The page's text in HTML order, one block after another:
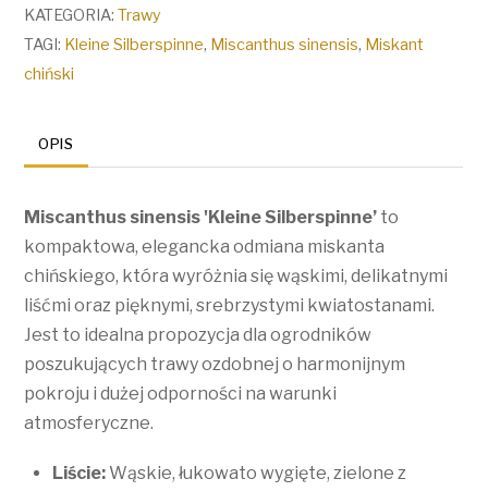
'Kleine
Silberspinne'
KATEGORIA:Trawy
TAGI: Kleine Silberspinne, Miscanthus sinensis, Miskant
chiński
OPIS
Miscanthus sinensis 'Kleine Silberspinne’ to
kompaktowa, elegancka odmiana miskanta
chińskiego, która wyróżnia się wąskimi, delikatnymi
liśćmi oraz pięknymi, srebrzystymi kwiatostanami.
Jest to idealna propozycja dla ogrodników
poszukujących trawy ozdobnej o harmonijnym
pokroju i dużej odporności na warunki
atmosferyczne.
Liście: Wąskie, łukowato wygięte, zielone z